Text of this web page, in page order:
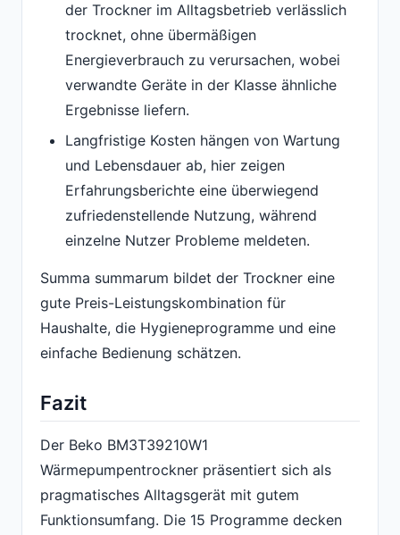
der Trockner im Alltagsbetrieb verlässlich
trocknet, ohne übermäßigen
Energieverbrauch zu verursachen, wobei
verwandte Geräte in der Klasse ähnliche
Ergebnisse liefern.
Langfristige Kosten hängen von Wartung
und Lebensdauer ab, hier zeigen
Erfahrungsberichte eine überwiegend
zufriedenstellende Nutzung, während
einzelne Nutzer Probleme meldeten.
Summa summarum bildet der Trockner eine
gute Preis-Leistungskombination für
Haushalte, die Hygieneprogramme und eine
einfache Bedienung schätzen.
Fazit
Der Beko BM3T39210W1
Wärmepumpentrockner präsentiert sich als
pragmatisches Alltagsgerät mit gutem
Funktionsumfang. Die 15 Programme decken